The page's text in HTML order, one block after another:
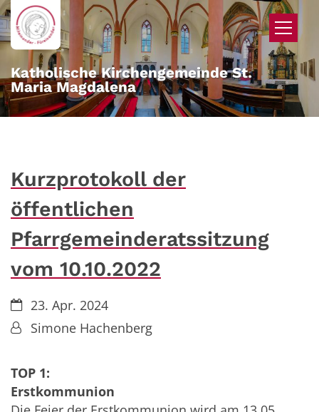
Zum Inhalt springen
Katholische Kirchengemeinde St.
Maria Magdalena
Kurzprotokoll der
öffentlichen
Pfarrgemeinderatssitzung
vom 10.10.2022
Datum:23. Apr. 2024
Von:Simone Hachenberg
TOP 1:
Erstkommunion